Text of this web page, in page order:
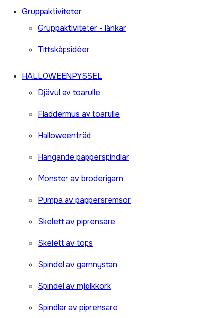
Gruppaktiviteter
Gruppaktiviteter - länkar
Tittskåpsidéer
HALLOWEENPYSSEL
Djävul av toarulle
Fladdermus av toarulle
Halloweenträd
Hängande papperspindlar
Monster av broderigarn
Pumpa av pappersremsor
Skelett av piprensare
Skelett av tops
Spindel av garnnystan
Spindel av mjölkkork
Spindlar av piprensare